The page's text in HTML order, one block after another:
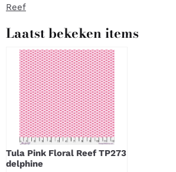
Reef
Laatst bekeken items
Tula Pink Floral Reef TP273
delphine